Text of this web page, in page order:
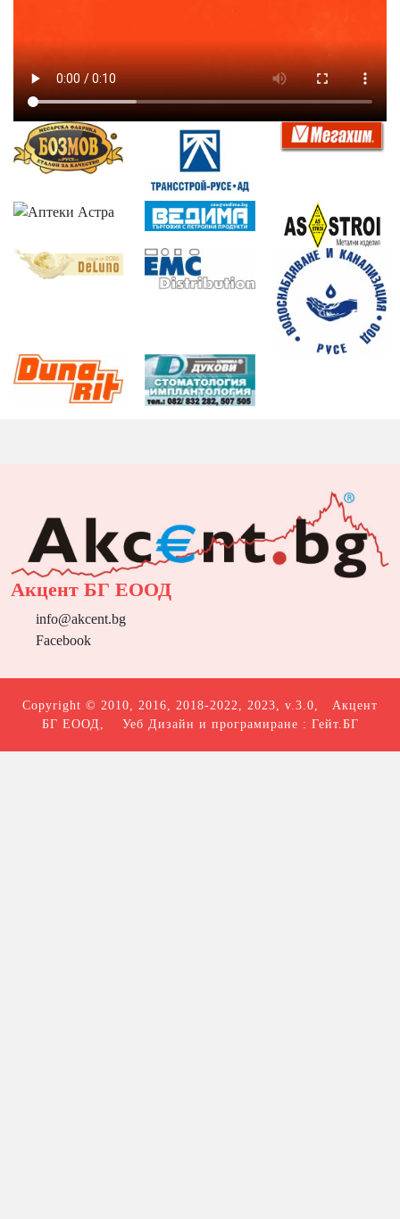
Акцент БГ ЕООД
info@akcent.bg
Facebook
Copyright © 2010, 2016, 2018-2022, 2023, v.3.0, Акцент
БГ ЕООД , Уеб Дизайн и програмиране : Гейт.БГ